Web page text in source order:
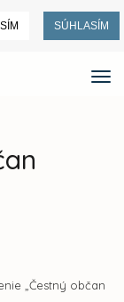
SÚHLASÍM
„Čestný občan